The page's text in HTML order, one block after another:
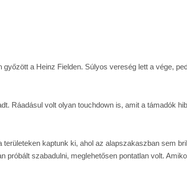
a Heinz Fielden. Súlyos vereség lett a vége,
Ráadásul volt olyan touchdown is, amit a támadók
kaptunk ki, ahol az alapszakaszban sem
szabadulni, meglehetősen pontatlan volt.